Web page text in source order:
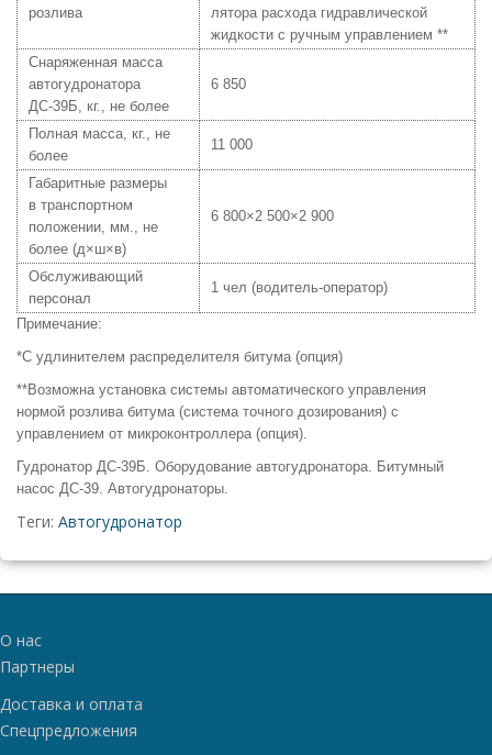
розлива
лятора расхода гидравлической
жидкости с ручным управлением **
Снаряженная масса
автогудронатора
ДС-39Б, кг., не более
6 850
Полная масса, кг., не
более
11 000
Габаритные размеры
в транспортном
положении, мм., не
более (д×ш×в)
6 800×2 500×2 900
Обслуживающий
персонал
1 чел (водитель-оператор)
Примечание:
*С удлинителем распределителя битума (опция)
**Возможна установка системы автоматического управления
нормой розлива битума (система точного дозирования) с
управлением от микроконтроллера (опция).
Гудронатор ДС-39Б. Оборудование автогудронатора. Битумный
насос ДС-39. Автогудронаторы.
Теги: Автогудронатор
О нас
Партнеры
Доставка и оплата
Спецпредложения